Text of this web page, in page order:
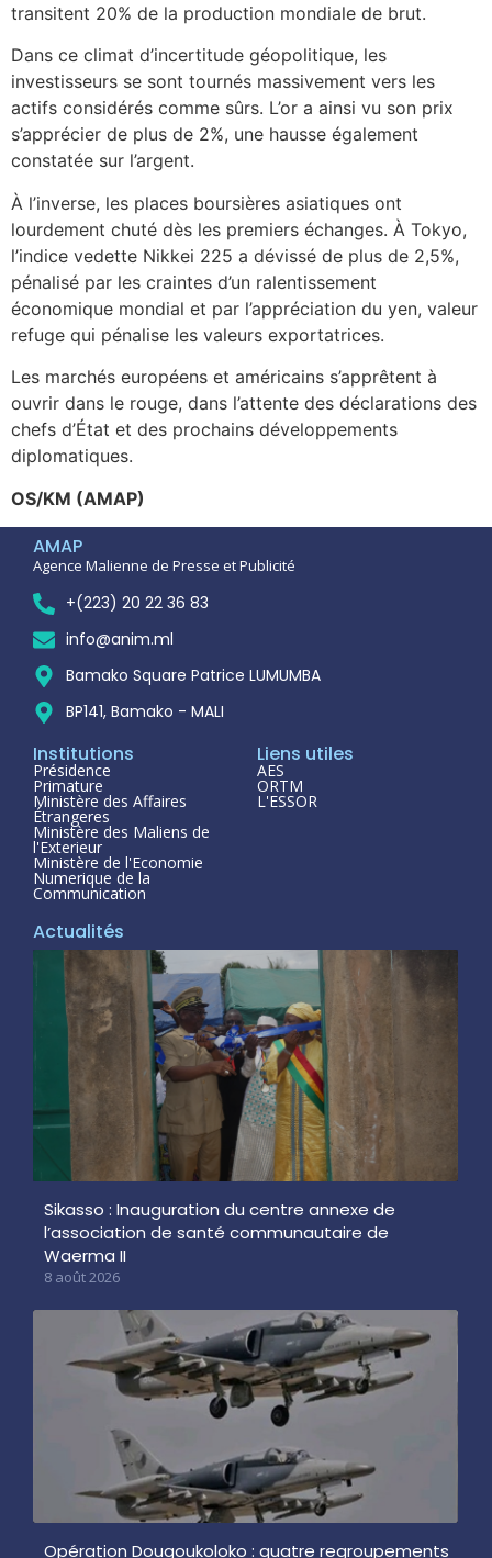
transitent 20% de la production mondiale de brut.
Dans ce climat d’incertitude géopolitique, les
investisseurs se sont tournés massivement vers les
actifs considérés comme sûrs. L’or a ainsi vu son prix
s’apprécier de plus de 2%, une hausse également
constatée sur l’argent.
À l’inverse, les places boursières asiatiques ont
lourdement chuté dès les premiers échanges. À Tokyo,
l’indice vedette Nikkei 225 a dévissé de plus de 2,5%,
pénalisé par les craintes d’un ralentissement
économique mondial et par l’appréciation du yen, valeur
refuge qui pénalise les valeurs exportatrices.
Les marchés européens et américains s’apprêtent à
ouvrir dans le rouge, dans l’attente des déclarations des
chefs d’État et des prochains développements
diplomatiques.
OS/KM (AMAP)
AMAP
Agence Malienne de Presse et Publicité
+(223) 20 22 36 83
info@anim.ml
Bamako Square Patrice LUMUMBA
BP141, Bamako - MALI
Institutions
Présidence
Primature
Ministère des Affaires
Étrangeres
Ministère des Maliens de
l'Exterieur
Ministère de l'Economie
Numerique de la
Communication
Liens utiles
AES
ORTM
L'ESSOR
Actualités
Sikasso : Inauguration du centre annexe de
l’association de santé communautaire de
Waerma II
8 août 2026
Opération Dougoukoloko : quatre regroupements